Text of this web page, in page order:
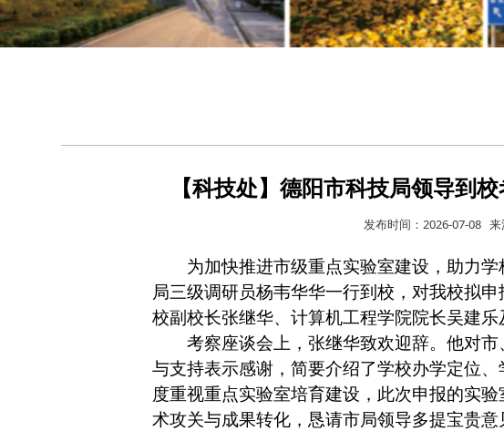
【科技处】德阳市科技局领导到
发布时间：2026-07-08
为加快推进市级重点实验室建设，助力
局三级调研员杨韦华华一行到校，对我校拟
校副校长张继华、计算机工程学院院长吴建乐
考察座谈会上，张继华致欢迎辞。他对
与支持表示感谢，简要介绍了学校办学定位
度重视重点实验室培育建设，此次申报的实
术攻关与成果转化，恳请市局领导多提宝贵